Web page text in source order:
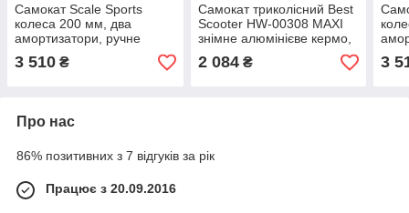
Самокат Scale Sports
колеса 200 мм, два
амортизатори, ручне
гальмо, з ліхтариком
підсклянником дзвіночком
3 510 ₴
Самокат триколісний Best
Scooter HW-00308 MAXI
знімне алюмінієве кермо,
передні колеса PU
120х45мм, зі світлом
2 084₴ 3
Про нас
86% позитивних з 7 відгуків за рік
Працює з 20.09.2016